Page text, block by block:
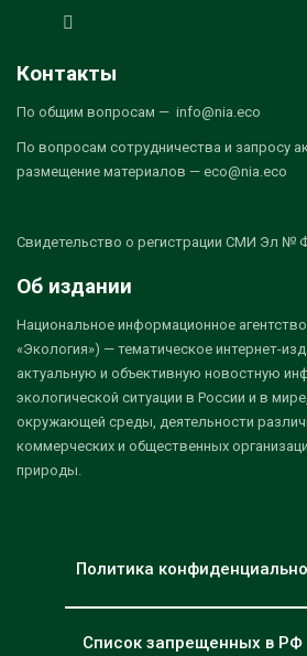
Контакты
По общим вопросам — info@nia.eco
По вопросам сотрудничества и запросу
размещение материалов — eco@nia.eco
Свидетельство о регистрации СМИ Эл №
Об издании
Национальное информационное
«Экология») — тематическое интернет-
актуальную и объективную новостную
экологической ситуации в России и в
окружающей среды, деятельности
коммерческих и общественных
природы.
Политика
Список запрещенных в РФ